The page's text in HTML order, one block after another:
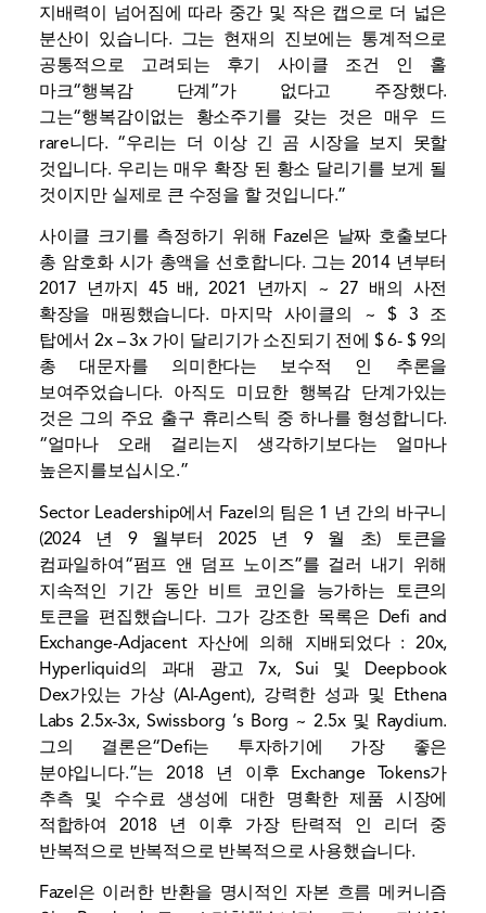
지배력이 넘어짐에 따라 중간 및 작은 캡으로 더 넓은
분산이 있습니다. 그는 현재의 진보에는 통계적으로
공통적으로 고려되는 후기 사이클 조건 인 홀
마크“행복감 단계”가 없다고 주장했다.
그는“행복감이없는 황소주기를 갖는 것은 매우 드
rare니다. “우리는 더 이상 긴 곰 시장을 보지 못할
것입니다. 우리는 매우 확장 된 황소 달리기를 보게 될
것이지만 실제로 큰 수정을 할 것입니다.”
사이클 크기를 측정하기 위해 Fazel은 날짜 호출보다
총 암호화 시가 총액을 선호합니다. 그는 2014 년부터
2017 년까지 45 배, 2021 년까지 ~ 27 배의 사전
확장을 매핑했습니다. 마지막 사이클의 ~ $ 3 조
탑에서 2x – 3x 가이 달리기가 소진되기 전에 $ 6- $ 9의
총 대문자를 의미한다는 보수적 인 추론을
보여주었습니다. 아직도 미묘한 행복감 단계가있는
것은 그의 주요 출구 휴리스틱 중 하나를 형성합니다.
“얼마나 오래 걸리는지 생각하기보다는 얼마나
높은지를보십시오.”
Sector Leadership에서 Fazel의 팀은 1 년 간의 바구니
(2024 년 9 월부터 2025 년 9 월 초) 토큰을
컴파일하여“펌프 앤 덤프 노이즈”를 걸러 내기 위해
지속적인 기간 동안 비트 코인을 능가하는 토큰의
토큰을 편집했습니다. 그가 강조한 목록은 Defi and
Exchange-Adjacent 자산에 의해 지배되었다 : 20x,
Hyperliquid의 과대 광고 7x, Sui 및 Deepbook
Dex가있는 가상 (AI-Agent), 강력한 성과 및 Ethena
Labs 2.5x-3x, Swissborg ‘s Borg ~ 2.5x 및 Raydium.
그의 결론은“Defi는 투자하기에 가장 좋은
분야입니다.”는 2018 년 이후 Exchange Tokens가
추측 및 수수료 생성에 대한 명확한 제품 시장에
적합하여 2018 년 이후 가장 탄력적 인 리더 중
반복적으로 반복적으로 반복적으로 사용했습니다.
Fazel은 이러한 반환을 명시적인 자본 흐름 메커니즘